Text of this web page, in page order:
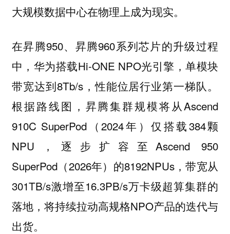
大规模数据中心在物理上成为现实。
在昇腾950、昇腾960系列芯片的升级过程
中，华为搭载Hi-ONE NPO光引擎，单模块
带宽达到8Tb/s，性能位居行业第一梯队。
根据路线图，昇腾集群规模将从Ascend
910C SuperPod（2024年）仅搭载384颗
NPU，逐步扩容至Ascend 950
SuperPod（2026年）的8192NPUs，带宽从
301TB/s激增至16.3PB/s万卡级超算集群的
落地，将持续拉动高规格NPO产品的迭代与
出货。